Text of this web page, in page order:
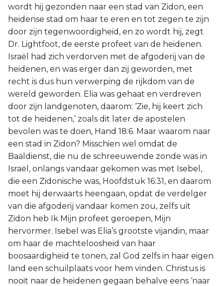
wordt hij gezonden naar een stad van Zidon, een
heidense stad om haar te eren en tot zegen te zijn
door zijn tegenwoordigheid, en zo wordt hij, zegt
Dr. Lightfoot, de eerste profeet van de heidenen.
Israël had zich verdorven met de afgoderij van de
heidenen, en was erger dan zij geworden, met
recht is dus hun verwerping de rijkdom van de
wereld geworden. Elia was gehaat en verdreven
door zijn landgenoten, daarom: ‘Zie, hij keert zich
tot de heidenen,’ zoals dit later de apostelen
bevolen was te doen, Hand 18:6. Maar waarom naar
een stad in Zidon? Misschien wel omdat de
Baäldienst, die nu de schreeuwende zonde was in
Israël, onlangs vandaar gekomen was met Isebel,
die een Zidonische was, Hoofdstuk 16:31, en daarom
moet hij derwaarts heengaan, opdat de verdelger
van die afgoderij vandaar komen zou, zelfs uit
Zidon heb Ik Mijn profeet geroepen, Mijn
hervormer. Isebel was Elia’s grootste vijandin, maar
om haar de machteloosheid van haar
boosaardigheid te tonen, zal God zelfs in haar eigen
land een schuilplaats voor hem vinden. Christus is
nooit naar de heidenen gegaan behalve eens ‘naar